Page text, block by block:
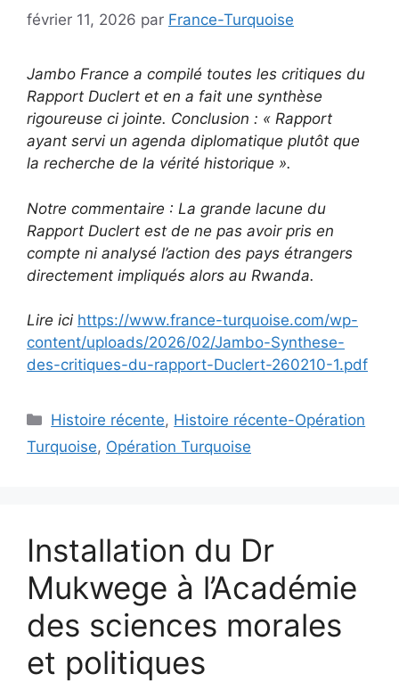
février 11, 2026 par France-Turquoise
Jambo France a compilé toutes les critiques du
Rapport Duclert et en a fait une synthèse
rigoureuse ci jointe. Conclusion : « Rapport
ayant servi un agenda diplomatique plutôt que
la recherche de la vérité historique ».
Notre commentaire : La grande lacune du
Rapport Duclert est de ne pas avoir pris en
compte ni analysé l’action des pays étrangers
directement impliqués alors au Rwanda.
Lire ici https://www.france-turquoise.com/wp-
content/uploads/2026/02/Jambo-Synthese-
des-critiques-du-rapport-Duclert-260210-1.pdf
Catégories
Histoire récente, Histoire récente-Opération
Turquoise, Opération Turquoise
Installation du Dr
Mukwege à l’Académie
des sciences morales
et politiques